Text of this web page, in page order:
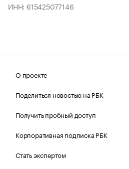
ИНН: 615425077146
О проекте
Поделиться новостью на РБК
Получить пробный доступ
Корпоративная подписка РБК
Стать экспертом